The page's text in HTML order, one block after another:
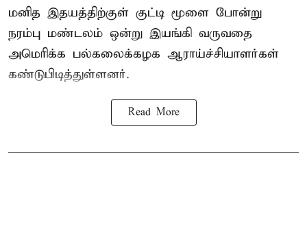
மனித இதயத்திற்குள் குட்டி மூளை போன்று
நரம்பு மண்டலம் ஒன்று இயங்கி வருவதை
அமெரிக்க பல்கலைக்கழக ஆராய்ச்சியாளர்கள்
கண்டுபிடித்துள்ளனர்.
Read More